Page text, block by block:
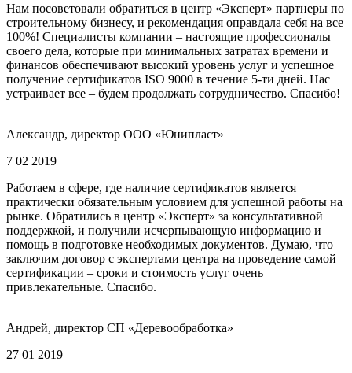
Нам посоветовали обратиться в центр «Эксперт» партнеры по
строительному бизнесу, и рекомендация оправдала себя на все
100%! Специалисты компании – настоящие профессионалы
своего дела, которые при минимальных затратах времени и
финансов обеспечивают высокий уровень услуг и успешное
получение сертификатов ISO 9000 в течение 5-ти дней. Нас
устраивает все – будем продолжать сотрудничество. Спасибо!
Александр, директор ООО «Юнипласт»
7 02 2019
Работаем в сфере, где наличие сертификатов является
практически обязательным условием для успешной работы на
рынке. Обратились в центр «Эксперт» за консультативной
поддержкой, и получили исчерпывающую информацию и
помощь в подготовке необходимых документов. Думаю, что
заключим договор с экспертами центра на проведение самой
сертификации – сроки и стоимость услуг очень
привлекательные. Спасибо.
Андрей, директор СП «Деревообработка»
27 01 2019